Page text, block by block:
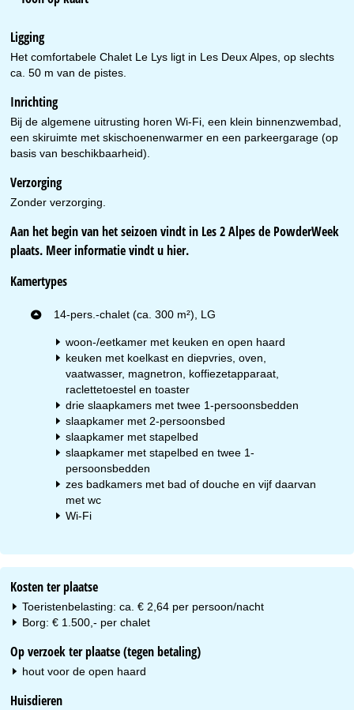
Ligging
Het comfortabele Chalet Le Lys ligt in Les Deux Alpes, op slechts
ca. 50 m van de pistes.
Inrichting
Bij de algemene uitrusting horen Wi-Fi, een klein binnenzwembad,
een skiruimte met skischoenenwarmer en een parkeergarage (op
basis van beschikbaarheid).
Verzorging
Zonder verzorging.
Aan het begin van het seizoen vindt in Les 2 Alpes de PowderWeek
plaats. Meer informatie vindt uhier.
Kamertypes
14-pers.-chalet (ca. 300 m²), LG
woon-/eetkamer met keuken en open haard
keuken met koelkast en diepvries, oven,
vaatwasser, magnetron, koffiezetapparaat,
raclettetoestel en toaster
drie slaapkamers met twee 1-persoonsbedden
slaapkamer met 2-persoonsbed
slaapkamer met stapelbed
slaapkamer met stapelbed en twee 1-
persoonsbedden
zes badkamers met bad of douche en vijf daarvan
met wc
Wi-Fi
Kosten ter plaatse
Toeristenbelasting: ca. € 2,64 per persoon/nacht
Borg: € 1.500,- per chalet
Op verzoek ter plaatse (tegen betaling)
hout voor de open haard
Huisdieren